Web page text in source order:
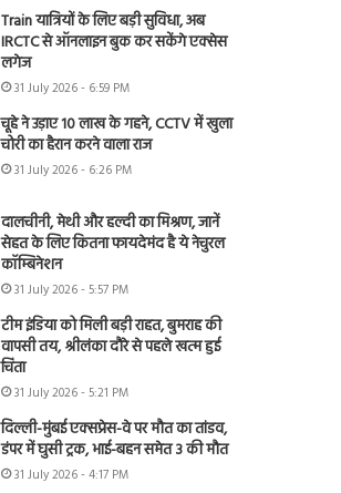
Train यात्रियों के लिए बड़ी सुविधा, अब
IRCTC से ऑनलाइन बुक कर सकेंगे एक्सेस
लगेज
31 July 2026 - 6:59 PM
चूहे ने उड़ाए 10 लाख के गहने, CCTV में खुला
चोरी का हैरान करने वाला राज
31 July 2026 - 6:26 PM
दालचीनी, मेथी और हल्दी का मिश्रण, जानें
सेहत के लिए कितना फायदेमंद है ये नेचुरल
कॉम्बिनेशन
31 July 2026 - 5:57 PM
टीम इंडिया को मिली बड़ी राहत, बुमराह की
वापसी तय, श्रीलंका दौरे से पहले खत्म हुई
चिंता
31 July 2026 - 5:21 PM
दिल्ली-मुंबई एक्सप्रेस-वे पर मौत का तांडव,
डंपर में घुसी ट्रक, भाई-बहन समेत 3 की मौत
31 July 2026 - 4:17 PM